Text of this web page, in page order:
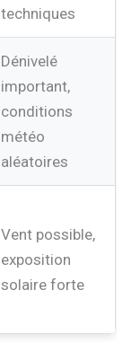
techniques
Dénivelé
important,
conditions
météo
aléatoires
Vent possible,
exposition
solaire forte